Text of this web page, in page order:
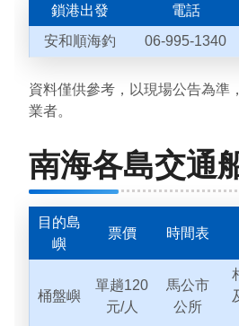
鎖港出發 電話
安和順海釣
06-995-1340
資料僅供參考，以現場公告為準
業者。
南海各島交通
目的島
嶼
票價 時間表
桶盤嶼
單趟120
元/人
馬公市
公所